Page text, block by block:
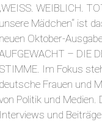
„WEISS. WEIBLICH.
unsere Mädchen“ ist
neuen Oktober-
– DIE
STIMME. Im Fokus
deutsche Frauen und
Politik und Medien.
Interviews und